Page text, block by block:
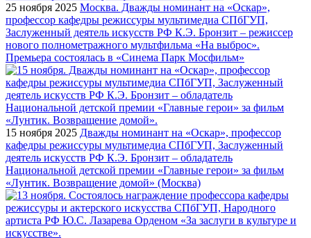
25 ноября 2025 Москва. Дважды номинант на «Оскар»,
профессор кафедры режиссуры мультимедиа СПбГУП,
Заслуженный деятель искусств РФ К.Э. Бронзит – режиссер
нового полнометражного мультфильма «На выброс».
Премьера состоялась в «Синема Парк Мосфильм»
15 ноября 2025 Дважды номинант на «Оскар», профессор
кафедры режиссуры мультимедиа СПбГУП, Заслуженный
деятель искусств РФ К.Э. Бронзит – обладатель
Национальной детской премии «Главные герои» за фильм
«Лунтик. Возвращение домой» (Москва)